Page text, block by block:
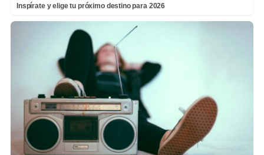
Inspírate y elige tu próximo destino para 2026